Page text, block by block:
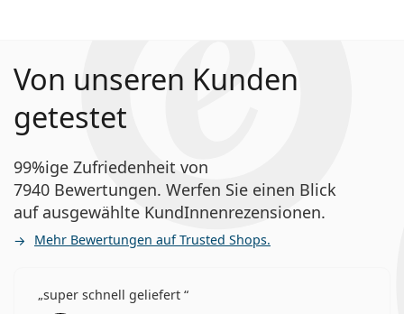
Von unseren Kunden
getestet
99%ige Zufriedenheit von
7940 Bewertungen. Werfen Sie einen Blick
auf ausgewählte KundInnenrezensionen.
Mehr Bewertungen auf Trusted Shops.
super schnell geliefert